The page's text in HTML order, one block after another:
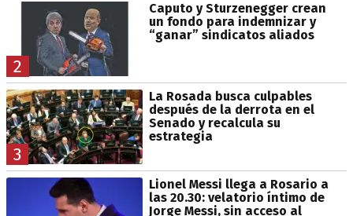
2
Caputo y Sturzenegger crean
un fondo para indemnizar y
“ganar” sindicatos aliados
3
La Rosada busca culpables
después de la derrota en el
Senado y recalcula su
estrategia
Lionel Messi llega a Rosario a
las 20.30: velatorio íntimo de
Jorge Messi, sin acceso al